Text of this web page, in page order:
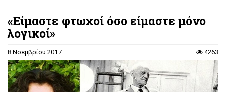
αρχίσουμε σε πέντε λεπτά, περιμένω τους τελευταίους
πελάτες» αστειεύεται. Και συνεχίζει: «Ξέρετε, οι ποιητές και
οι αναγνώστες της ποίησης φτιάχνουν μια κοινότητα
μυστική»...
«Είμαστε φτωχοί όσο είμαστε μόνο
λογικοί»
8 Νοεμβρίου 2017 4263